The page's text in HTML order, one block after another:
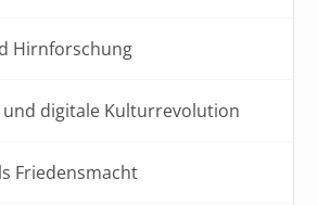
Hirnforschung
und digitale Kulturrevolution
Friedensmacht